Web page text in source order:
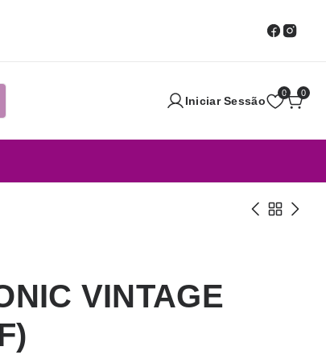
Iniciar Sessão
0 0
VINTAGE